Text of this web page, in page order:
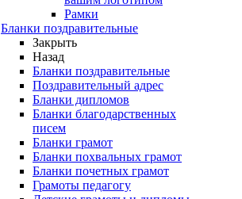
Рамки
Бланки поздравительные
Закрыть
Назад
Бланки поздравительные
Поздравительный адрес
Бланки дипломов
Бланки благодарственных
писем
Бланки грамот
Бланки похвальных грамот
Бланки почетных грамот
Грамоты педагогу